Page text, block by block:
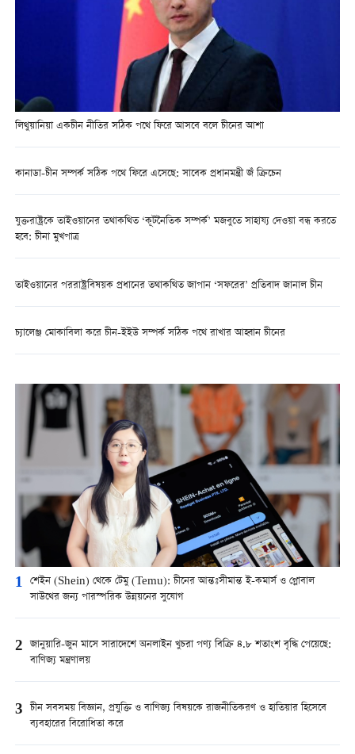
লিথুয়ানিয়া একচীন নীতির সঠিক পথে ফিরে আসবে বলে চীনের আশা
কানাডা-চীন সম্পর্ক সঠিক পথে ফিরে এসেছে: সাবেক প্রধানমন্ত্রী জঁ ক্রিচেন
যুক্তরাষ্ট্রকে তাইওয়ানের তথাকথিত ‘কূটনৈতিক সম্পর্ক’ মজবুতে সাহায্য দেওয়া বন্ধ করতে
হবে: চীনা মুখপাত্র
তাইওয়ানের পররাষ্ট্রবিষয়ক প্রধানের তথাকথিত জাপান ‘সফরের’ প্রতিবাদ জানাল চীন
চ্যালেঞ্জ মোকাবিলা করে চীন-ইইউ সম্পর্ক সঠিক পথে রাখার আহ্বান চীনের
1 শেইন (Shein) থেকে টেমু (Temu): চীনের আন্তঃসীমান্ত ই-কমার্স ও গ্লোবাল
সাউথের জন্য পারস্পরিক উন্নয়নের সুযোগ
2 জানুয়ারি-জুন মাসে সারাদেশে অনলাইন খুচরা পণ্য বিক্রি ৪.৮ শতাংশ বৃদ্ধি পেয়েছে:
বাণিজ্য মন্ত্রণালয়
3 চীন সবসময় বিজ্ঞান, প্রযুক্তি ও বাণিজ্য বিষয়কে রাজনীতিকরণ ও হাতিয়ার হিসেবে
ব্যবহারের বিরোধিতা করে